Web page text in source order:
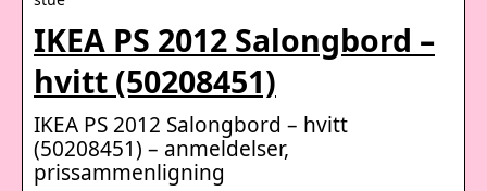
IKEA PS 2012 Salongbord –
hvitt (50208451)
IKEA PS 2012 Salongbord – hvitt
(50208451) – anmeldelser,
prissammenligning